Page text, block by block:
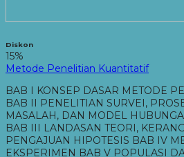
Diskon
15%
Metode Penelitian Kuantitatif
BAB I KONSEP DASAR METODE
BAB II PENELITIAN SURVEI,
MASALAH, DAN MODEL
BAB III LANDASAN TEORI,
PENGAJUAN HIPOTESIS BAB IV
EKSPERIMEN BAB V POPULASI